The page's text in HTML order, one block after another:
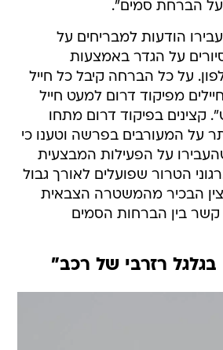
הברחת סמים".
הודעות למבריחים על
על הגדר באמצעות
על כל הברחה קיבל כל חייל
מפיקוד דרום למעט חייל
קצינים בפיקוד דרום מתחו
על המעורבים בפרשה וטענו כי
על הפעילות המבצעית
הטרור שפועלים לאורך גבול
הבכיר מהמשטרה הצבאית
קשר בין הברחות הסמים
רזרבי של רכב"